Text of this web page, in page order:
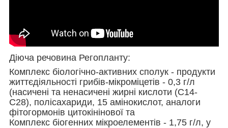
Діюча речовина Регопланту:
Комплекс біологічно-активних сполук - продукти
життєдіяльності грибів-мікроміцетів - 0,3 г/л
(насичені та ненасичені жирні кислоти (С14-
С28), полісахариди, 15 амінокислот, аналоги
фітогормонів цитокінінової та
Комплекс біогенних мікроелементів - 1,75 г/л, у